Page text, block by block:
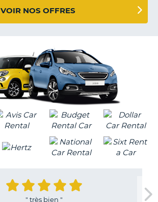
VOIR NOS OFFRES
" très bien "